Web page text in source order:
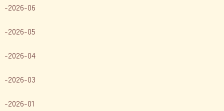
2026-06
2026-05
2026-04
2026-03
2026-01